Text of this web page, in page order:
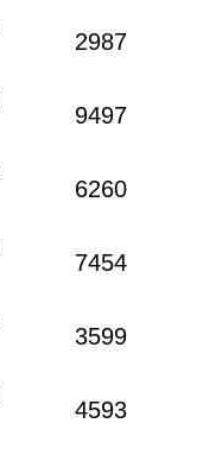
2987
9497
6260
7454
3599
4593